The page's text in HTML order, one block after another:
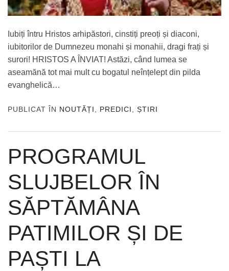
Iubiți întru Hristos arhipăstori, cinstiți preoți și diaconi,
iubitorilor de Dumnezeu monahi și monahii, dragi frați și
surori! HRISTOS A ÎNVIAT! Astăzi, când lumea se
aseamănă tot mai mult cu bogatul neînțelept din pilda
evanghelică…
PUBLICAT ÎN NOUTĂȚI PREDICI ȘTIRI
PROGRAMUL
SLUJBELOR ÎN
SĂPTĂMÂNA
PATIMILOR ȘI DE
PAȘTI LA